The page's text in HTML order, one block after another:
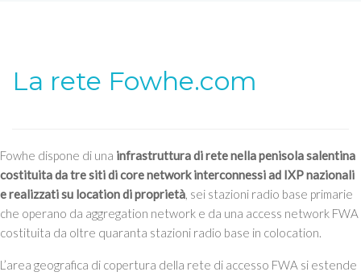
La rete Fowhe.com
Fowhe dispone di una infrastruttura di rete nella penisola salentina
costituita da tre siti di core network interconnessi ad IXP nazionali
e realizzati su location di proprietà, sei stazioni radio base primarie
che operano da aggregation network e da una access network FWA
costituita da oltre quaranta stazioni radio base in colocation.
L’area geografica di copertura della rete di accesso FWA si estende